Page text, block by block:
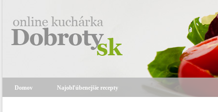
Domov Najobľúbenejšie recepty